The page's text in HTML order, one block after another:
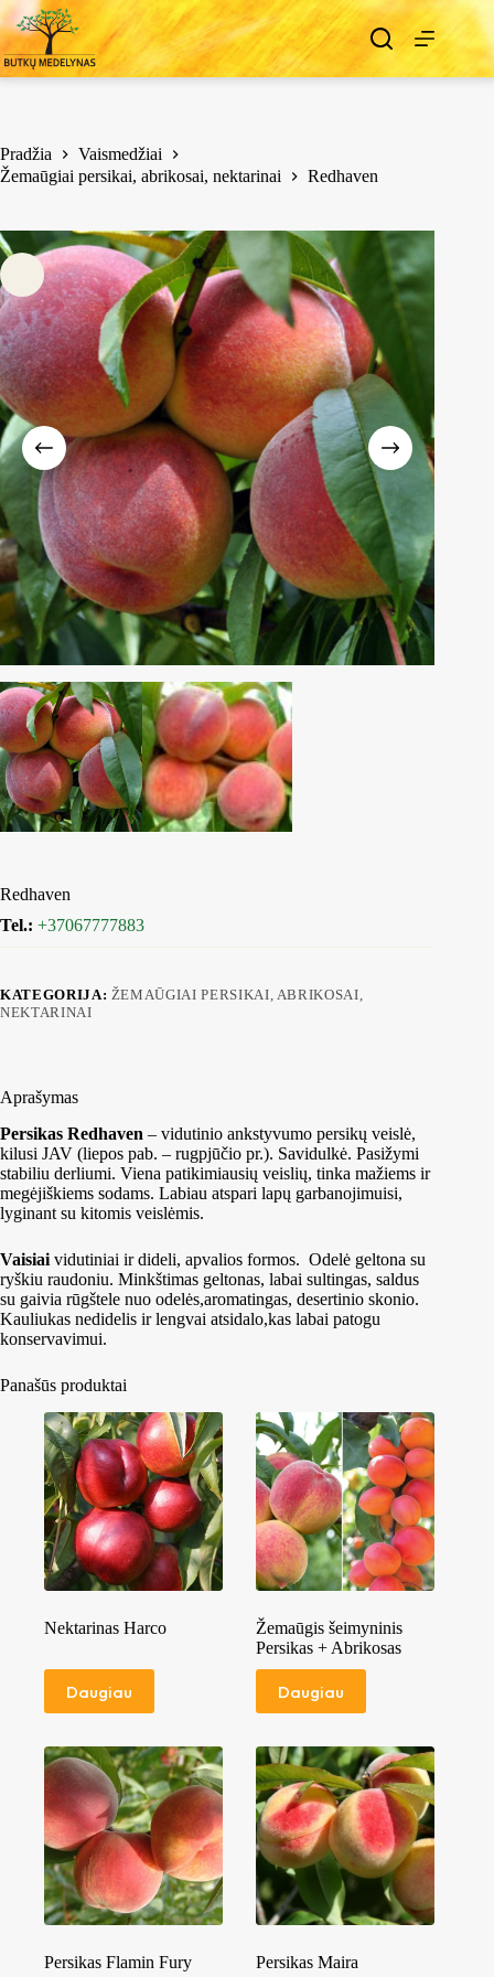
Pradžia
Vaismedžiai
Žemaūgiai persikai, abrikosai, nektarinai
Redhaven
Redhaven
Tel.: +37067777883
KATEGORIJA: ŽEMAŪGIAI PERSIKAI, ABRIKOSAI,
NEKTARINAI
Aprašymas
Persikas Redhaven – vidutinio ankstyvumo persikų veislė,
kilusi JAV (liepos pab. – rugpjūčio pr.). Savidulkė. Pasižymi
stabiliu derliumi. Viena patikimiausių veislių, tinka mažiems ir
megėjiškiems sodams. Labiau atspari lapų garbanojimuisi,
lyginant su kitomis veislėmis.
Vaisiai vidutiniai ir dideli, apvalios formos. Odelė geltona su
ryškiu raudoniu. Minkštimas geltonas, labai sultingas, saldus
su gaivia rūgštele nuo odelės,aromatingas, desertinio skonio.
Kauliukas nedidelis ir lengvai atsidalo,kas labai patogu
konservavimui.
Panašūs produktai
Nektarinas Harco
Daugiau
Žemaūgis šeimyninis
Persikas + Abrikosas
Daugiau
Persikas Flamin Fury Persikas Maira